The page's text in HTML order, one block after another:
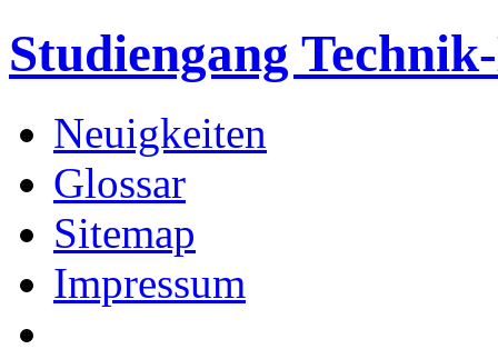
Studiengang
Neuigkeiten
Glossar
Sitemap
Impressum